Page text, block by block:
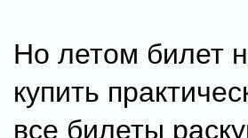
Но летом билет
купить
все билеты